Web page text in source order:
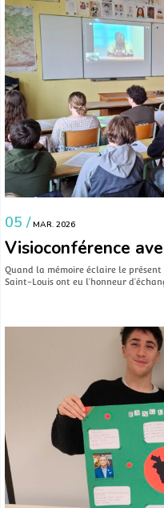
05 / MAR. 2026
Visioconférence
Quand la mémoire éclaire le présent
Saint-Louis ont eu l’honneur